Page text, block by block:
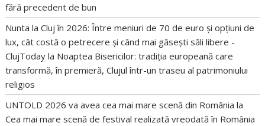
fără precedent de bun
Nunta la Cluj în 2026: Între meniuri de 70 de euro și opțiuni de
lux, cât costă o petrecere și când mai găsești săli libere -
ClujToday la Noaptea Bisericilor: tradiția europeană care
transformă, în premieră, Clujul într-un traseu al patrimoniului
religios
UNTOLD 2026 va avea cea mai mare scenă din România la
Cea mai mare scenă de festival realizată vreodată în România